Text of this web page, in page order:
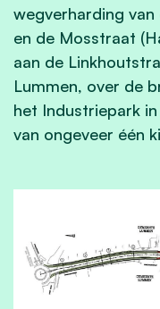
wegverharding van
en de Mosstraat
aan de
Lummen, over de
het Industriepark
van ongeveer één